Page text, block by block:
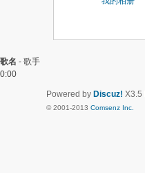
歌名 - 歌手
0:00
Powered by Discuz! X3.5
© 2001-2013 Comsenz Inc.